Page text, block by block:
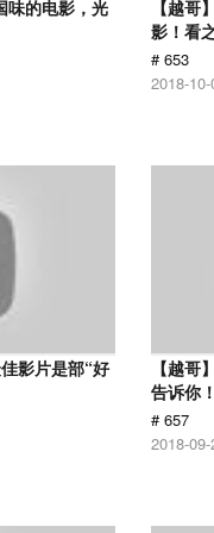
味的电影，光
【越
影！看
# 653
2018-
影片是部“好
【越哥
告诉你！
# 657
2018-